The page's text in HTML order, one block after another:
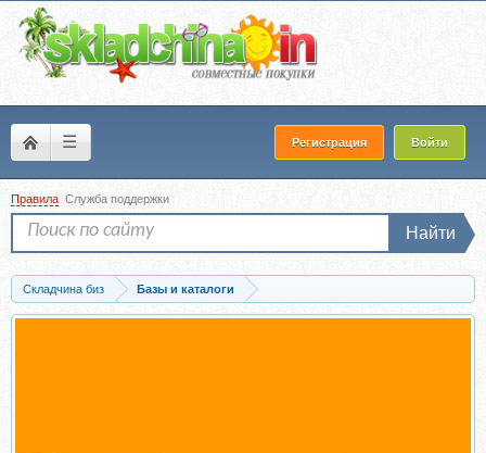
☰ Регистрация Войти
Правила Служба поддержки
Найти
Складчина биз
Базы и каталоги
Скачать [kristina_belonosova_fm] База контактов фабрик Китая (Кристина...